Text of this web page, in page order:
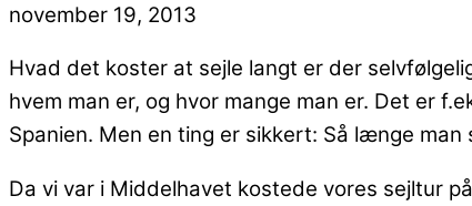
november 19, 2013
Hvad det koster at sejle langt er der
hvem man er, og hvor mange man er. Det er
Spanien. Men en ting er sikkert: Så længe
Da vi var i Middelhavet kostede vores sejltur